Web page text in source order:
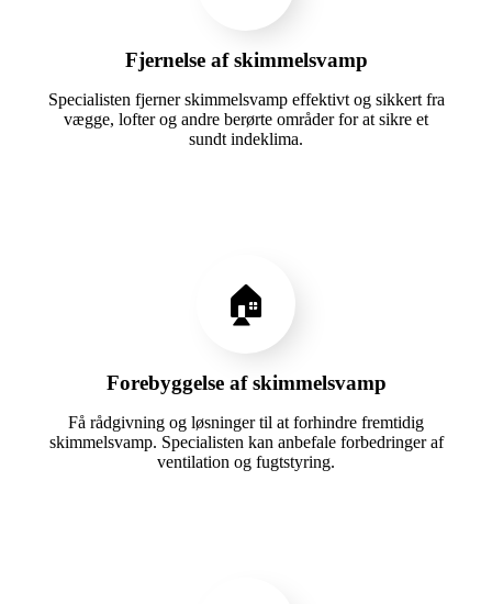
Fjernelse af skimmelsvamp
Specialisten fjerner skimmelsvamp effektivt og sikkert fra
vægge, lofter og andre berørte områder for at sikre et
sundt indeklima.
🏠
Forebyggelse af skimmelsvamp
Få rådgivning og løsninger til at forhindre fremtidig
skimmelsvamp. Specialisten kan anbefale forbedringer af
ventilation og fugtstyring.